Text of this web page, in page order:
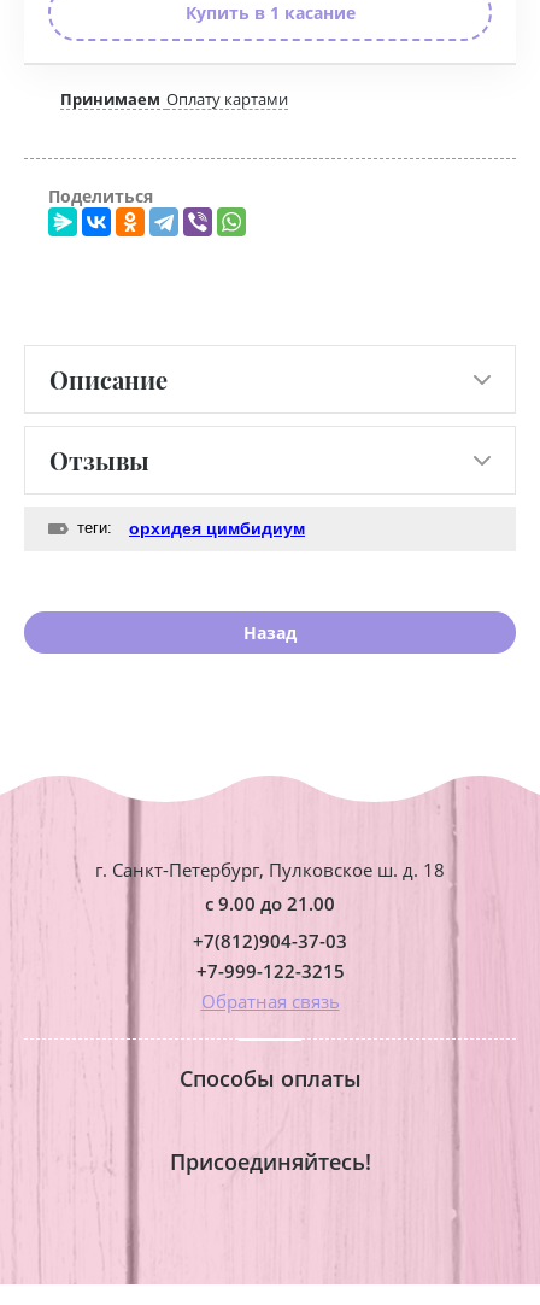
Купить в 1 касание
Принимаем Оплату картами
Поделиться
Описание
Отзывы
теги: орхидея цимбидиум
Назад
г. Санкт-Петербург, Пулковское ш. д. 18
с 9.00 до 21.00
+7(812)904-37-03
+7-999-122-3215
Обратная связь
Способы оплаты
Присоединяйтесь!